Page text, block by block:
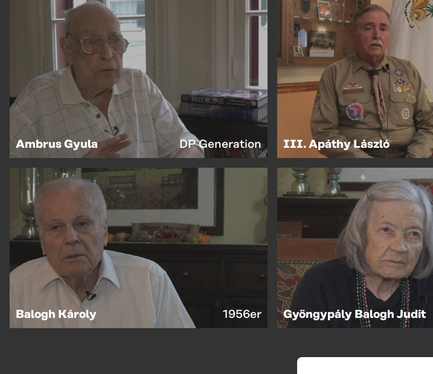
Ambrus Gyula DP Generation III. Apáthy László
Balogh Károly 1956er Gyöngypály Balogh Judit